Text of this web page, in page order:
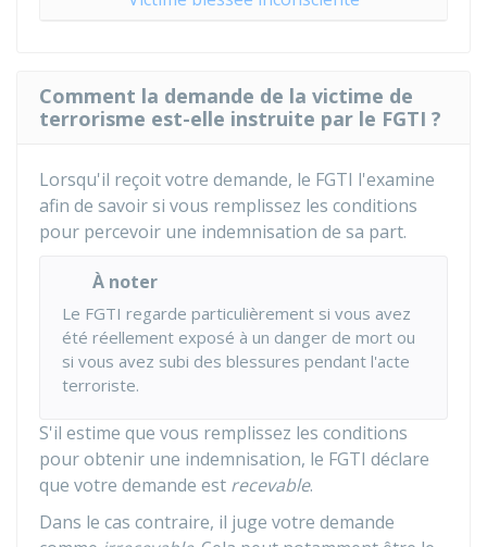
Comment la demande de la victime de
terrorisme est-elle instruite par le FGTI ?
Lorsqu'il reçoit votre demande, le FGTI l'examine
afin de savoir si vous remplissez les conditions
pour percevoir une indemnisation de sa part.
À noter
Le FGTI regarde particulièrement si vous avez
été réellement exposé à un danger de mort ou
si vous avez subi des blessures pendant l'acte
terroriste.
S'il estime que vous remplissez les conditions
pour obtenir une indemnisation, le FGTI déclare
que votre demande est recevable.
Dans le cas contraire, il juge votre demande